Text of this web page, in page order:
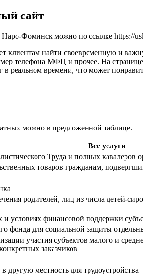
сайт
Фоминск можно по ссылке https://
клиентам найти своевременную и
телефона МФЦ и прочее. На
в реальном времени, что может
можно в предложенной таблице.
Все услуги
Труда и полных кавалеров
товаров гражданам,
родителей, лиц из числа детей-
финансовой поддержки
фонда для социальной защиты
участия субъектов малого и
заказчиков
другую местность для трудоустройства